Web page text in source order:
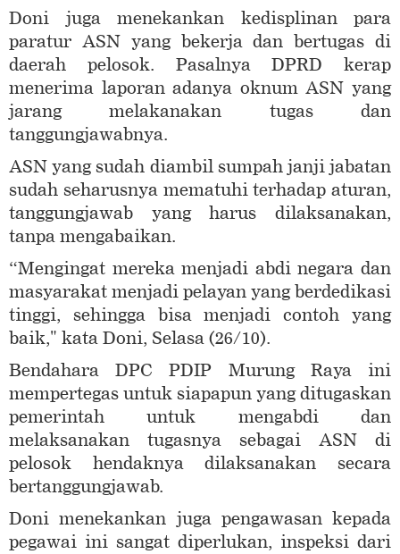
Doni juga menekankan kedisplinan para
paratur ASN yang bekerja dan bertugas di
daerah pelosok. Pasalnya DPRD kerap
menerima laporan adanya oknum ASN yang
jarang melakanakan tugas dan
tanggungjawabnya.
ASN yang sudah diambil sumpah janji jabatan
sudah seharusnya mematuhi terhadap aturan,
tanggungjawab yang harus dilaksanakan,
tanpa mengabaikan.
“Mengingat mereka menjadi abdi negara dan
masyarakat menjadi pelayan yang berdedikasi
tinggi, sehingga bisa menjadi contoh yang
baik," kata Doni, Selasa (26/10).
Bendahara DPC PDIP Murung Raya ini
mempertegas untuk siapapun yang ditugaskan
pemerintah untuk mengabdi dan
melaksanakan tugasnya sebagai ASN di
pelosok hendaknya dilaksanakan secara
bertanggungjawab.
Doni menekankan juga pengawasan kepada
pegawai ini sangat diperlukan, inspeksi dari